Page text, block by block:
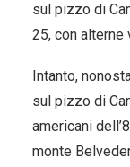
sul pizzo di
25, con alterne
Intanto,
sul pizzo di
americani
monte